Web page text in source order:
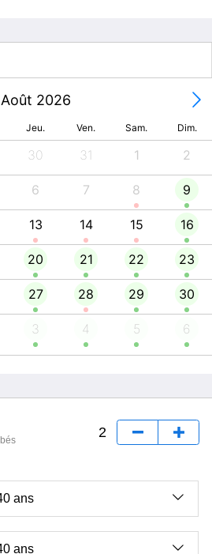
Août 2026
Jeu. Ven. Sam. Dim.
30 31 1 2
6 7 8 9
13 14 15 16
20 21 22 23
27 28 29 30
3 4 5 6